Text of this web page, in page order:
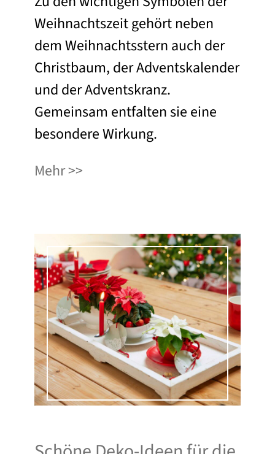
Weihnachtszeit gehört neben
dem Weihnachtsstern auch der
Christbaum, der Adventskalender
und der Adventskranz.
Gemeinsam entfalten sie eine
besondere Wirkung.
Mehr